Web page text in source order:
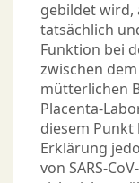
gebildet wird,
tatsächlich
Funktion bei
zwischen
mütterlichen
Placenta-
diesem
Erklärung
von SARS-